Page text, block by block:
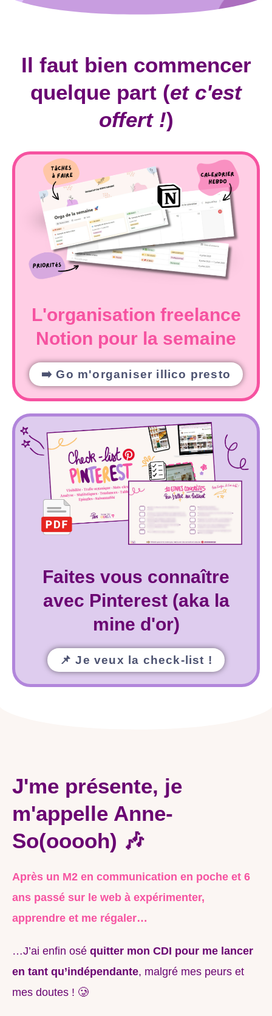
Il faut bien commencer
quelque part (et c'est
offert !)
L'organisation freelance
Notion pour la semaine
➡️ Go m'organiser illico presto
Faites vous connaître
avec Pinterest (aka la
mine d'or)
📌 Je veux la check-list !
J'me présente, je
m'appelle Anne-
So(ooooh) 🎶
Après un M2 en communication en poche et 6
ans passé sur le web à expérimenter,
apprendre et me régaler…
…J’ai enfin osé quitter mon CDI pour me lancer
en tant qu’indépendante, malgré mes peurs et
mes doutes ! 🥲